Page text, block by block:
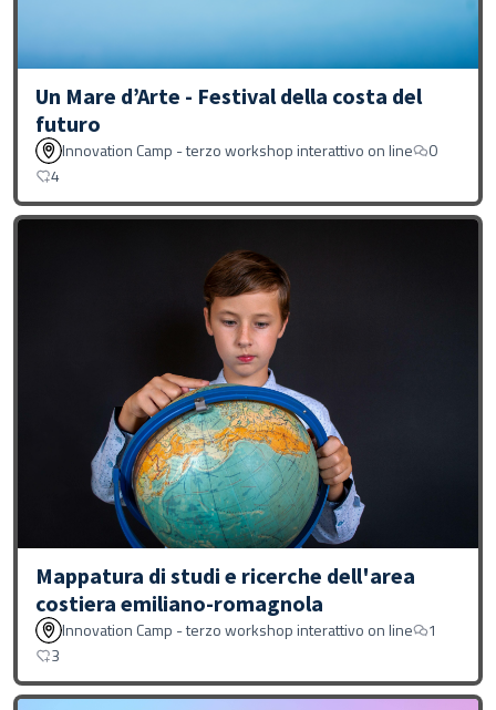
Un Mare d’Arte - Festival della costa del
futuro
Innovation Camp - terzo workshop interattivo on line
0
4
Mappatura di studi e ricerche dell'area
costiera emiliano-romagnola
Innovation Camp - terzo workshop interattivo on line
1
3